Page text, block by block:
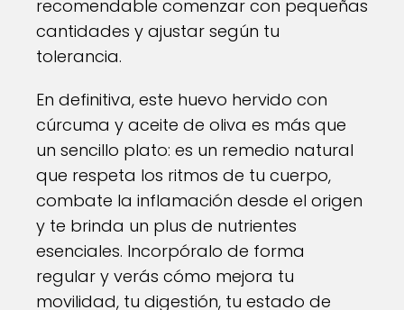
recomendable comenzar con pequeñas
cantidades y ajustar según tu
tolerancia.
En definitiva, este huevo hervido con
cúrcuma y aceite de oliva es más que
un sencillo plato: es un remedio natural
que respeta los ritmos de tu cuerpo,
combate la inflamación desde el origen
y te brinda un plus de nutrientes
esenciales. Incorpóralo de forma
regular y verás cómo mejora tu
movilidad, tu digestión, tu estado de